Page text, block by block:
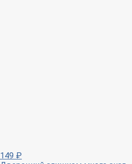
149 ₽